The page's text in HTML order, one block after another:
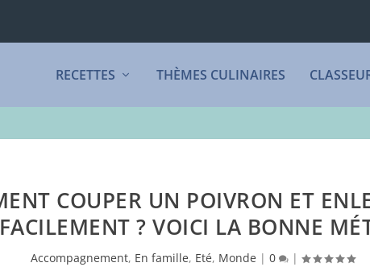
RECETTES THÈMES CULINAIRES
COUPER UN POIVRON ET
? VOICI LA BONNE
Accompagnement, En famille, Eté, Monde | 0 |